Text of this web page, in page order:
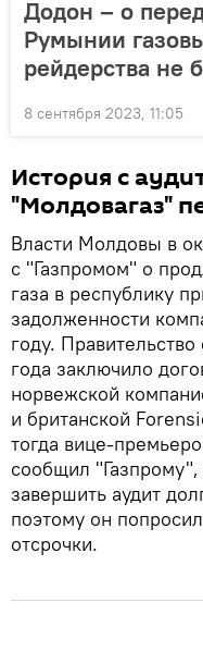
Додон – о
Румынии
рейдерства не
8 сентября 2023, 11:05
История с
"Молдовагаз"
Власти Молдовы в
с "Газпромом" о
газа в республику
задолженности
году.
года заключило
норвежской
и британской
тогда вице-
сообщил "Газпрому",
завершить аудит
поэтому он
отсрочки.